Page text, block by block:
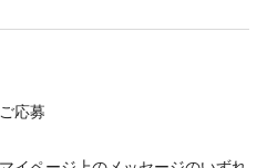
）
応募